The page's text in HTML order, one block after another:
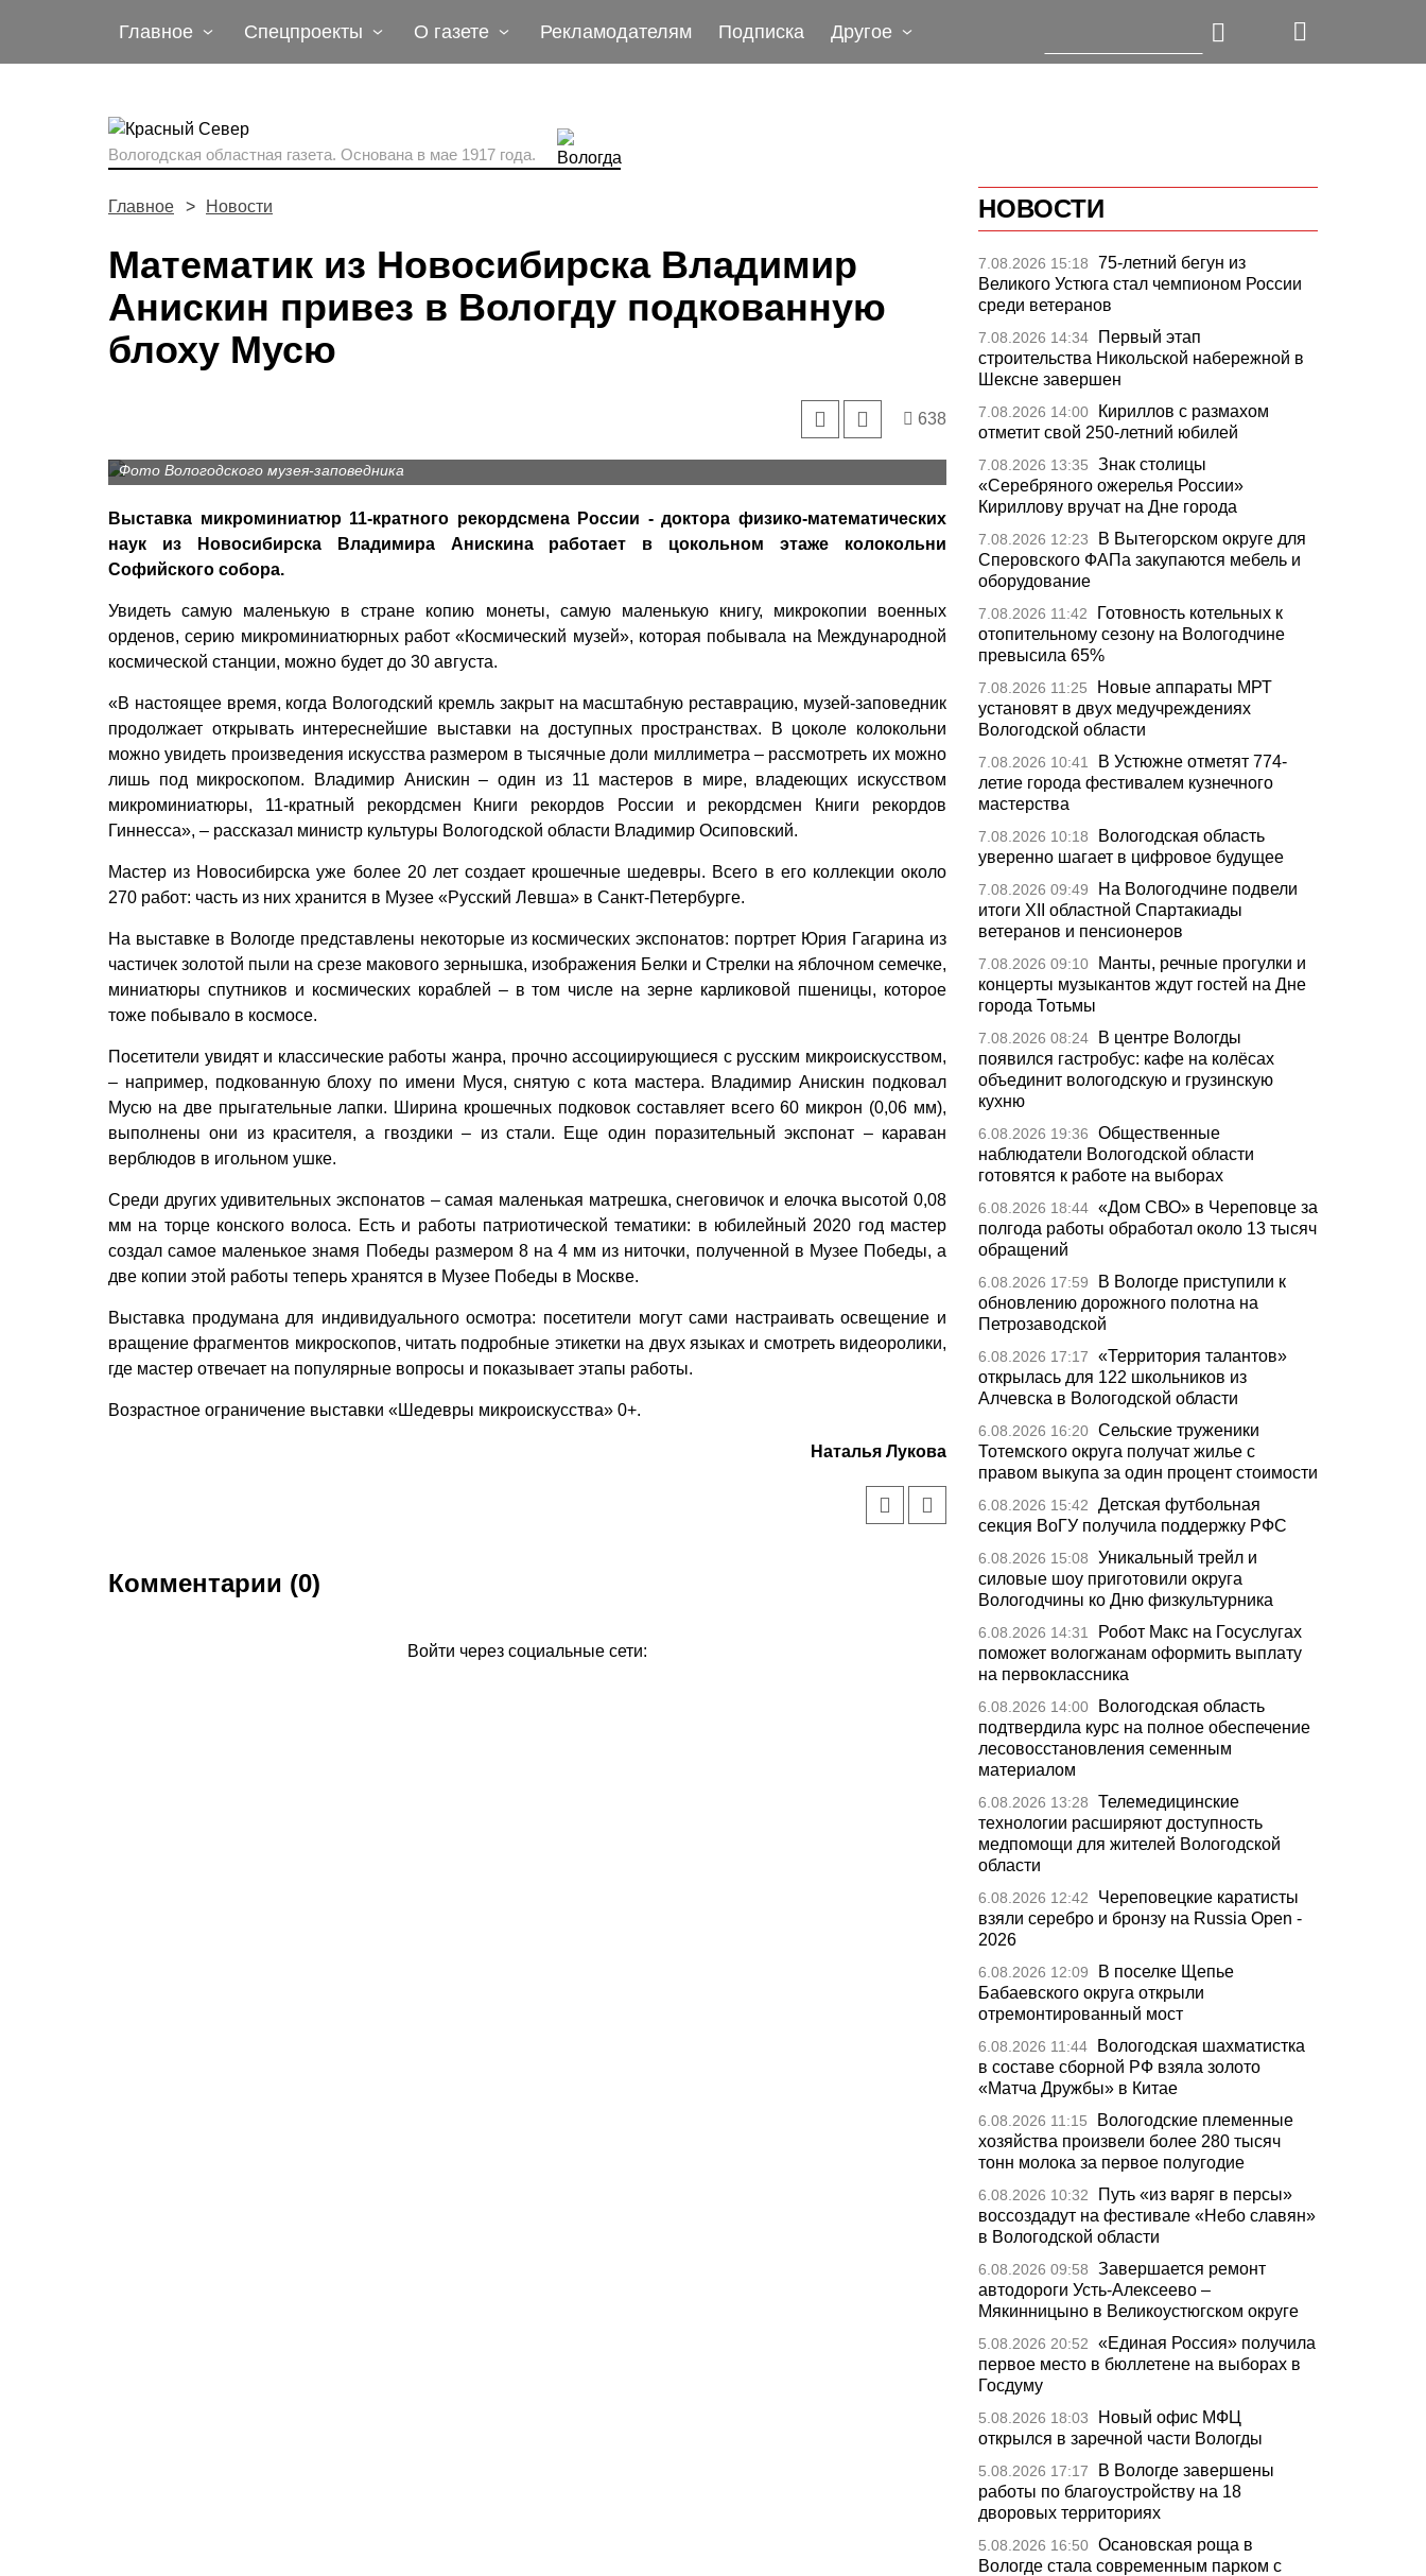
Главное Спецпроекты О газете Рекламодателям Подписка Другое
Вологодская областная газета. Основана в мае 1917 года.
Главное Новости
Математик из Новосибирска Владимир
Анискин привез в Вологду подкованную
блоху Мусю
638
Фото Вологодского музея-заповедника
Выставка микроминиатюр 11-кратного рекордсмена России - доктора физико-математических
наук из Новосибирска Владимира Анискина работает в цокольном этаже колокольни
Софийского собора.
Увидеть самую маленькую в стране копию монеты, самую маленькую книгу, микрокопии военных
орденов, серию микроминиатюрных работ «Космический музей», которая побывала на Международной
космической станции, можно будет до 30 августа.
«В настоящее время, когда Вологодский кремль закрыт на масштабную реставрацию, музей-заповедник
продолжает открывать интереснейшие выставки на доступных пространствах. В цоколе колокольни
можно увидеть произведения искусства размером в тысячные доли миллиметра – рассмотреть их можно
лишь под микроскопом. Владимир Анискин – один из 11 мастеров в мире, владеющих искусством
микроминиатюры, 11-кратный рекордсмен Книги рекордов России и рекордсмен Книги рекордов
Гиннесса», – рассказал министр культуры Вологодской области Владимир Осиповский.
Мастер из Новосибирска уже более 20 лет создает крошечные шедевры. Всего в его коллекции около
270 работ: часть из них хранится в Музее «Русский Левша» в Санкт-Петербурге.
На выставке в Вологде представлены некоторые из космических экспонатов: портрет Юрия Гагарина из
частичек золотой пыли на срезе макового зернышка, изображения Белки и Стрелки на яблочном семечке,
миниатюры спутников и космических кораблей – в том числе на зерне карликовой пшеницы, которое
тоже побывало в космосе.
Посетители увидят и классические работы жанра, прочно ассоциирующиеся с русским микроискусством,
– например, подкованную блоху по имени Муся, снятую с кота мастера. Владимир Анискин подковал
Мусю на две прыгательные лапки. Ширина крошечных подковок составляет всего 60 микрон (0,06 мм),
выполнены они из красителя, а гвоздики – из стали. Еще один поразительный экспонат – караван
верблюдов в игольном ушке.
Среди других удивительных экспонатов – самая маленькая матрешка, снеговичок и елочка высотой 0,08
мм на торце конского волоса. Есть и работы патриотической тематики: в юбилейный 2020 год мастер
создал самое маленькое знамя Победы размером 8 на 4 мм из ниточки, полученной в Музее Победы, а
две копии этой работы теперь хранятся в Музее Победы в Москве.
Выставка продумана для индивидуального осмотра: посетители могут сами настраивать освещение и
вращение фрагментов микроскопов, читать подробные этикетки на двух языках и смотреть видеоролики,
где мастер отвечает на популярные вопросы и показывает этапы работы.
Возрастное ограничение выставки «Шедевры микроискусства» 0+.
Наталья Лукова
Комментарии (0)
Войти через социальные сети:
НОВОСТИ
7.08.2026 15:18
75-летний бегун из
Великого Устюга стал чемпионом России
среди ветеранов
7.08.2026 14:34
Первый этап
строительства Никольской набережной в
Шексне завершен
7.08.2026 14:00
Кириллов с размахом
отметит свой 250-летний юбилей
7.08.2026 13:35
Знак столицы
«Серебряного ожерелья России»
Кириллову вручат на Дне города
7.08.2026 12:23
В Вытегорском округе для
Сперовского ФАПа закупаются мебель и
оборудование
7.08.2026 11:42
Готовность котельных к
отопительному сезону на Вологодчине
превысила 65%
7.08.2026 11:25
Новые аппараты МРТ
установят в двух медучреждениях
Вологодской области
7.08.2026 10:41
В Устюжне отметят 774-
летие города фестивалем кузнечного
мастерства
7.08.2026 10:18
Вологодская область
уверенно шагает в цифровое будущее
7.08.2026 09:49
На Вологодчине подвели
итоги XII областной Спартакиады
ветеранов и пенсионеров
7.08.2026 09:10
Манты, речные прогулки и
концерты музыкантов ждут гостей на Дне
города Тотьмы
7.08.2026 08:24
В центре Вологды
появился гастробус: кафе на колёсах
объединит вологодскую и грузинскую
кухню
6.08.2026 19:36
Общественные
наблюдатели Вологодской области
готовятся к работе на выборах
6.08.2026 18:44 «Дом СВО» в Череповце за
полгода работы обработал около 13 тысяч
обращений
6.08.2026 17:59
В Вологде приступили к
обновлению дорожного полотна на
Петрозаводской
6.08.2026 17:17
«Территория талантов»
открылась для 122 школьников из
Алчевска в Вологодской области
6.08.2026 16:20 Сельские труженики
Тотемского округа получат жилье с
правом выкупа за один процент стоимости
6.08.2026 15:42
Детская футбольная
секция ВоГУ получила поддержку РФС
6.08.2026 15:08
Уникальный трейл и
силовые шоу приготовили округа
Вологодчины ко Дню физкультурника
6.08.2026 14:31
Робот Макс на Госуслугах
поможет вологжанам оформить выплату
на первоклассника
6.08.2026 14:00
Вологодская область
подтвердила курс на полное обеспечение
лесовосстановления семенным
материалом
6.08.2026 13:28
Телемедицинские
технологии расширяют доступность
медпомощи для жителей Вологодской
области
6.08.2026 12:42
Череповецкие каратисты
взяли серебро и бронзу на Russia Open -
2026
6.08.2026 12:09
В поселке Щепье
Бабаевского округа открыли
отремонтированный мост
6.08.2026 11:44
Вологодская шахматистка
в составе сборной РФ взяла золото
«Матча Дружбы» в Китае
6.08.2026 11:15
Вологодские племенные
хозяйства произвели более 280 тысяч
тонн молока за первое полугодие
6.08.2026 10:32
Путь «из варяг в персы»
воссоздадут на фестивале «Небо славян»
в Вологодской области
6.08.2026 09:58
Завершается ремонт
автодороги Усть-Алексеево –
Мякинницыно в Великоустюгском округе
5.08.2026 20:52
«Единая Россия» получила
первое место в бюллетене на выборах в
Госдуму
5.08.2026 18:03
Новый офис МФЦ
открылся в заречной части Вологды
5.08.2026 17:17
В Вологде завершены
работы по благоустройству на 18
дворовых территориях
5.08.2026 16:50 Осановская роща в
Вологде стала современным парком с